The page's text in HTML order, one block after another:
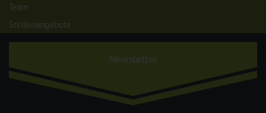
Team
Stellenangebote
Newsletter